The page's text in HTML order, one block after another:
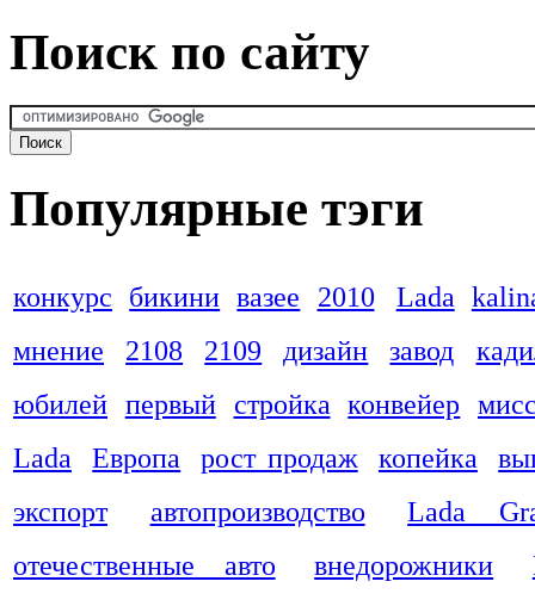
Поиск по сайту
Популярные тэги
конкурс бикини вазее 2010 Lada
мнение
2108 2109 дизайн завод
юбилей первый стройка конвейер
Lada
Европа рост продаж копейка
экспорт
автопроизводство
Lada
отечественные авто
внедорожники